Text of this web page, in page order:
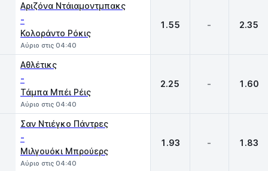
Αριζόνα Ντάιαμοντμπακς
-
Κολοράντο Ρόκις
Αύριο στις 04:40
1.55 - 2.35
Αθλέτικς
-
Τάμπα Μπέι Ρέις
Αύριο στις 04:40
2.25 - 1.60
Σαν Ντιέγκο Πάντρες
-
Μιλγουόκι Μπρούερς
Αύριο στις 04:40
1.93 - 1.83